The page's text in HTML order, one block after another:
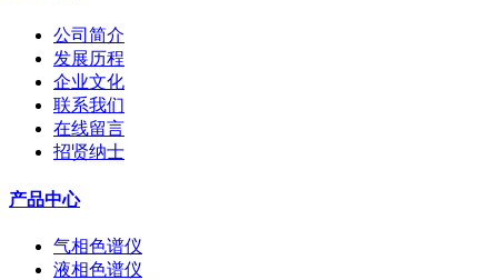
公司简介
发展历程
企业文化
联系我们
在线留言
招贤纳士
产品中心
气相色谱仪
液相色谱仪